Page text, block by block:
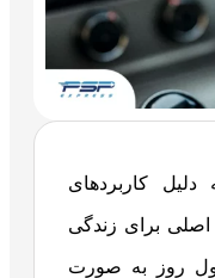
کاربردهای
اصلی برای زندگی
روز به صورت